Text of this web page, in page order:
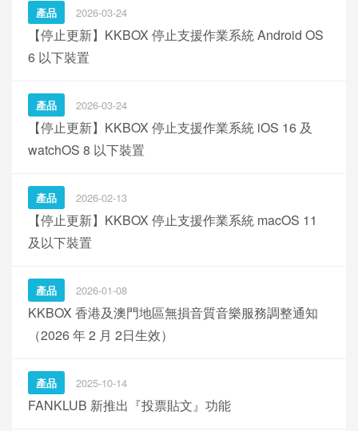
產品 2026-03-24
【停止更新】KKBOX 停止支援作業系統 Android OS
6 以下裝置
產品 2026-03-24
【停止更新】KKBOX 停止支援作業系統 iOS 16 及
watchOS 8 以下裝置
產品 2026-02-13
【停止更新】KKBOX 停止支援作業系統 macOS 11
及以下裝置
產品 2026-01-08
KKBOX 香港及澳門地區無損音質音樂服務調整通知
（2026 年 2 月 2日生效）
產品 2025-10-14
FANKLUB 新推出『投票貼文』功能